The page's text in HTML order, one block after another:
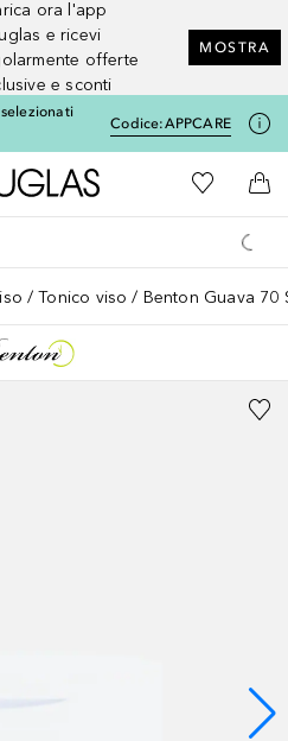
ora l'app
e ricevi
offerte
e sconti
MOSTRA
selezionati
Codice:APPCARE
A Douglas HomeAlla Mia
Al
Tonico viso Benton Guava 70